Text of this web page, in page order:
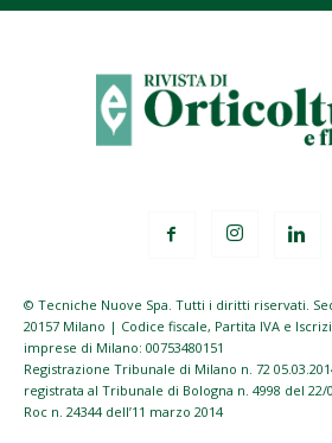
© Tecniche Nuove Spa. Tutti i diritti riservati.
20157 Milano | Codice fiscale, Partita IVA e
imprese di Milano: 00753480151
Registrazione Tribunale di Milano n. 72
registrata al Tribunale di Bologna n. 4998 del 22/
Roc n. 24344 dell’11 marzo 2014